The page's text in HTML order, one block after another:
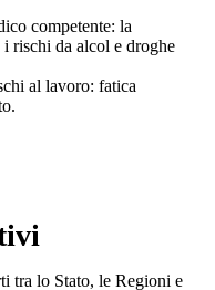
competente: la
rischi da alcol e droghe
al lavoro: fatica
tra lo Stato, le Regioni e